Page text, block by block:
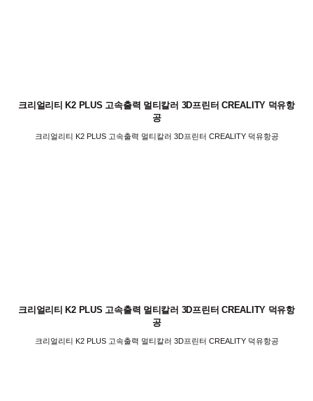
크리얼리티 K2 PLUS 고속출력 멀티칼러 3D프린터 CREALITY 덕유항
공
크리얼리티 K2 PLUS 고속출력 멀티칼러 3D프린터 CREALITY 덕유항공
크리얼리티 K2 PLUS 고속출력 멀티칼러 3D프린터 CREALITY 덕유항
공
크리얼리티 K2 PLUS 고속출력 멀티칼러 3D프린터 CREALITY 덕유항공